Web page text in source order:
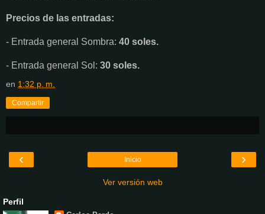
Precios de las entradas:
- Entrada general Sombra: 40 soles.
- Entrada general Sol: 30 soles.
en 1:32 p. m.
Compartir
‹ ›
Inicio
Ver versión web
Perfil